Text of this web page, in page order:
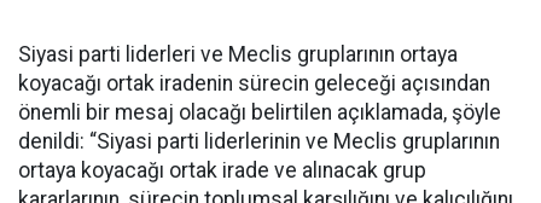
Siyasi parti liderleri ve Meclis gruplarının ortaya
koyacağı ortak iradenin sürecin geleceği açısından
önemli bir mesaj olacağı belirtilen açıklamada, şöyle
denildi: “Siyasi parti liderlerinin ve Meclis gruplarının
ortaya koyacağı ortak irade ve alınacak grup